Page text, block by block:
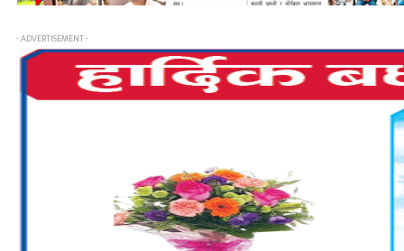
- ADVERTISEMENT -